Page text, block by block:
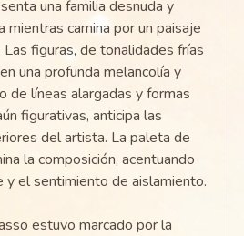
una familia desnuda y
mientras camina por un paisaje
figuras, de tonalidades frías
una profunda melancolía y
de líneas alargadas y formas
figurativas, anticipa las
del artista. La paleta de
la composición, acentuando
y el sentimiento de aislamiento.
estuvo marcado por la